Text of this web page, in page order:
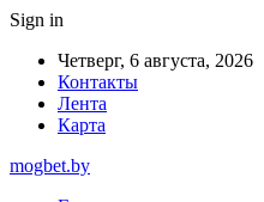
Sign in
Четверг, 6 августа, 2026
Контакты
Лента
Карта
mogbet.by